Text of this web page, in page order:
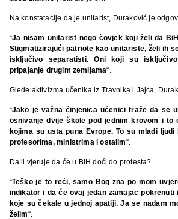
Na konstatacije da je unitarist, Duraković je
“Ja nisam unitarist nego čovjek koji želi da
Stigmatizirajući patriote kao unitariste, želi ih
isključivo separatisti. Oni koji su
pripajanje drugim zemljama“.
Glede aktivizma učenika iz Travnika i Jajca,
“Jako je važna činjenica učenici traže da se
osnivanje dvije škole pod jednim krovom i to
kojima su usta puna Evrope. To su mladi
profesorima, ministrima i ostalim“.
Da li vjeruje da će u BiH doći do protesta?
“Teško je to reći, samo Bog zna po mom
indikator i da će ovaj jedan zamajac pokrenuti
koje su čekale u jednoj apatiji. Ja se nadam
želim“.